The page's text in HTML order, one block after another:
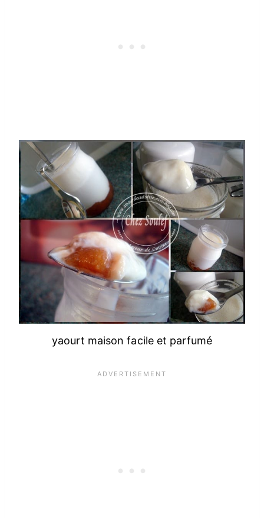
yaourt maison facile et parfumé